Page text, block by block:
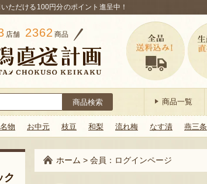
ただける100円分のポイント進呈中！
店舗 2362 商品
商品一覧
物 お中元 枝豆 和梨 流れ梅 なす漬 燕三条
ホーム > 会員：ログインページ
ク